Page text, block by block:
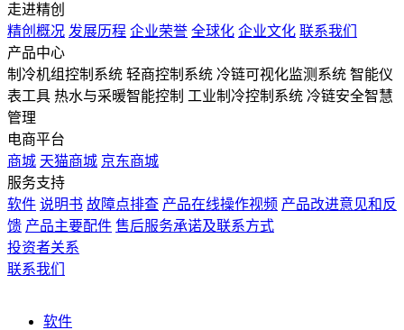
走进精创
精创概况 发展历程 企业荣誉 全球化 企业文化 联系我们
产品中心
制冷机组控制系统 轻商控制系统 冷链可视化监测系统 智能仪
表工具 热水与采暖智能控制 工业制冷控制系统 冷链安全智慧
管理
电商平台
商城 天猫商城 京东商城
服务支持
软件 说明书 故障点排查 产品在线操作视频 产品改进意见和反
馈 产品主要配件 售后服务承诺及联系方式
投资者关系
联系我们
软件